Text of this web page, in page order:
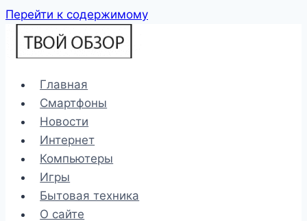
Перейти к содержимому
Главная
Смартфоны
Новости
Интернет
Компьютеры
Игры
Бытовая техника
О сайте